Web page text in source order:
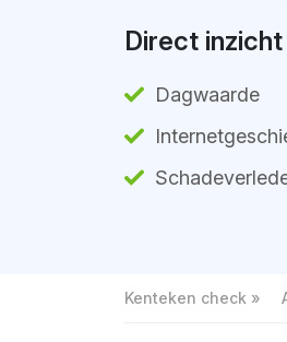
Direct inzicht
Dagwaarde
Kenteken check